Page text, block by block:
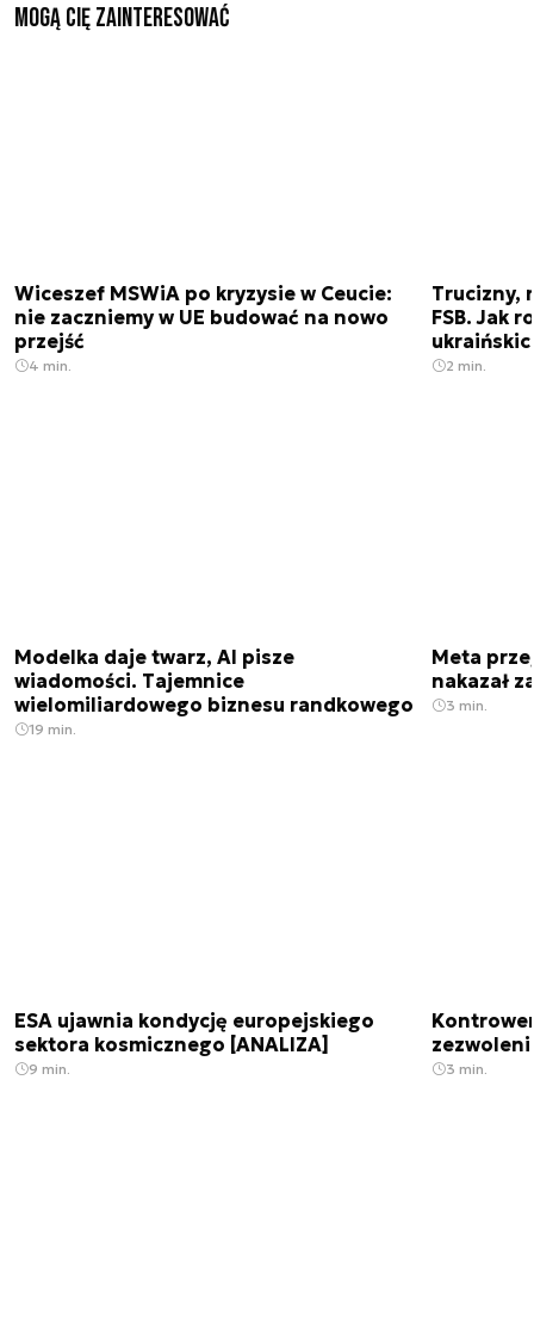
Mogą Cię zainteresować
Wiceszef MSWiA po kryzysie w Ceucie:
nie zaczniemy w UE budować na nowo
przejść
4 min.
Trucizny,
FSB. Jak
2 min.
Modelka daje twarz, AI pisze
wiadomości. Tajemnice
wielomiliardowego biznesu randkowego
19 min.
Meta
nakazał
3 min.
ESA ujawnia kondycję europejskiego
sektora kosmicznego [ANALIZA]
9 min. 3 min.